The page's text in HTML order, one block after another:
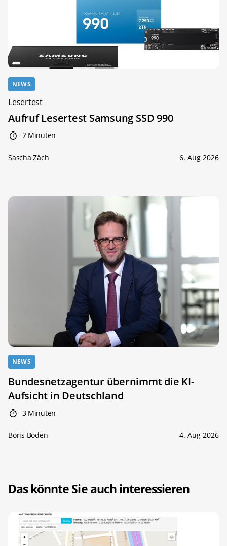
NEWS
Lesertest
Aufruf Lesertest Samsung SSD 990
2 Minuten
Sascha Zäch 6. Aug 2026
NEWS
Bundesnetzagentur übernimmt die KI-
Aufsicht in Deutschland
3 Minuten
Boris Boden 4. Aug 2026
Das könnte Sie auch interessieren